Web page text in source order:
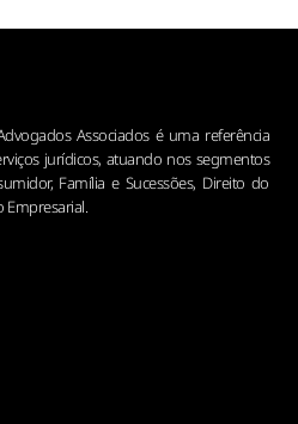
Associados é uma referência
jurídicos, atuando nos segmentos
Família e Sucessões, Direito do
Empresarial.